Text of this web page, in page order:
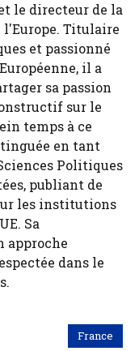
le directeur de la
l'Europe. Titulaire
et passionné
il a
sa passion
sur le
temps à ce
en tant
Politiques
publiant de
les institutions
Sa
approche
dans le
France